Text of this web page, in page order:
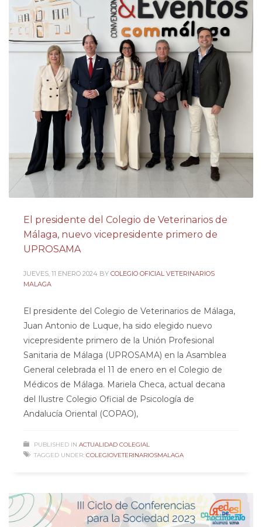
El presidente del Colegio de Veterinarios de
Málaga, nuevo vicepresidente primero de
UPROSAMA
JUEVES, 11 ENERO 2024 BY COLEGIO OFICIAL VETERINARIOS
MALAGA
El presidente del Colegio de Veterinarios de Málaga,
Juan Antonio de Luque, ha sido elegido nuevo
vicepresidente primero de la Unión Profesional
Sanitaria de Málaga (UPROSAMA) en la Asamblea
General celebrada el 11 de enero en el Colegio de
Médicos de Málaga. Mariela Checa, actual decana
del Ilustre Colegio Oficial de Psicología de
Andalucía Oriental (COPAO),
PUBLISHED IN ACTUALIDAD COLEGIAL
TAGGED UNDER: COLEGIOVETERINARIOSMALAGA